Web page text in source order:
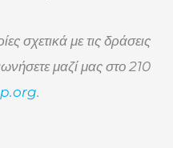
σχετικά με τις δράσεις
μαζί μας στο 210
org.